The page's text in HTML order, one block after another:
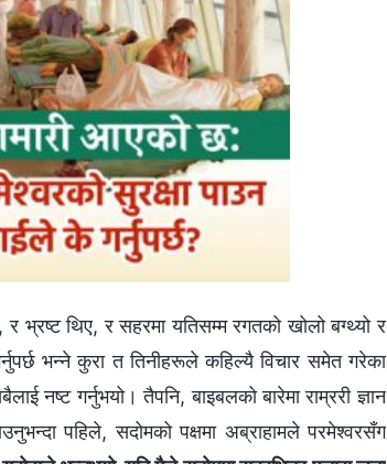
भ्रष्ट थिए, र सहरमा यतिसम्‍म रगतको खोलो बग्थ्यो र
भन्‍ने कुरा त तिनीहरूले कहिल्यै विचार समेत गरेका
नष्ट गर्नुभयो। तैपनि, बाइबलको बारेमा राम्ररी ज्ञान
पहिले, सदोमको पक्षमा अब्राहामले परमेश्‍वरसँग